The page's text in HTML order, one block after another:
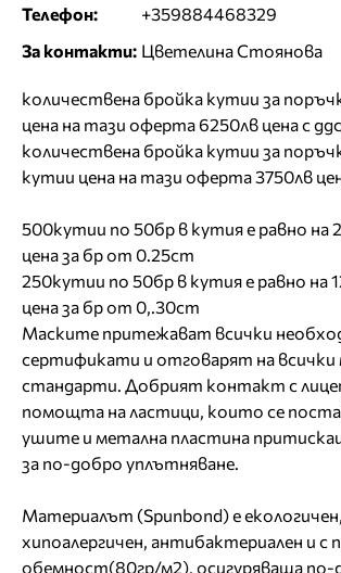
Телефон:
+359884468329
За контакти: Цветелина Стоянова
количествена бройка кутии за
цена на тази оферта 6250лв цена с ддс
количествена бройка кутии за
кутии цена на тази оферта 3750лв
500кутии по 50бр в кутия е равно на
цена за бр от 0.25ст
250кутии по 50бр в кутия е равно на
цена за бр от 0,.30ст
Маските притежават всички
сертификати и отговарят на всички
стандарти. Добрият контакт с
помощта на ластици, които се
ушите и метална пластина
за по-добро уплътняване.
Материалът (Spunbond) е
хипоалергичен, антибактериален и с
обемност(80гр/м2), осигуряваща по-